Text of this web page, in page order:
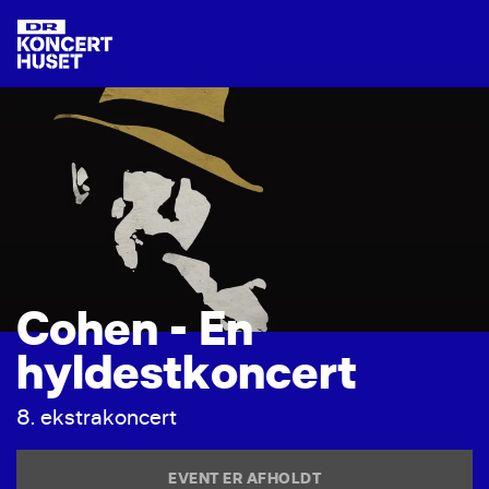
Cohen-En
hyldestkoncert
8. ekstrakoncert
EVENT ER AFHOLDT